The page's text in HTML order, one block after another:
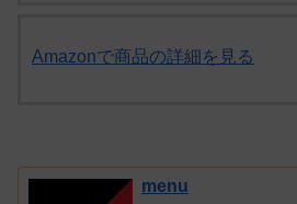
Amazonで商品の詳細を見る
menu